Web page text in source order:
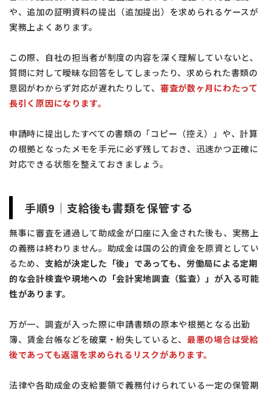
や、追加の証明資料の提出（追加提出）を求められるケースが
実務上よくあります。
この際、自社の担当者が制度の内容を深く理解していないと、
質問に対して曖昧な回答をしてしまったり、求められた書類の
意図がわからず対応が遅れたりして、 審査が数ヶ月にわたって
長引く原因になります。
申請時に提出したすべての書類の「コピー（控え）」や、計算
の根拠となったメモを手元に必ず残しておき、迅速かつ正確に
対応できる状態を整えておきましょう。
手順9｜支給後も書類を保管する
無事に審査を通過して助成金が口座に入金された後も、実務上
の義務は終わりません。助成金は国の公的資金を原資としてい
るため、 支給が決定した「後」であっても、労働局による定期
的な会計検査や現地への「会計実地調査（監査）」が入る可能
性があります。
万が一、調査が入った際に申請書類の原本や根拠となる出勤
簿、賃金台帳などを破棄・紛失していると、 最悪の場合は受給
後であっても返還を求められるリスクがあります。
法律や各助成金の支給要領で義務付けられている一定の保管期